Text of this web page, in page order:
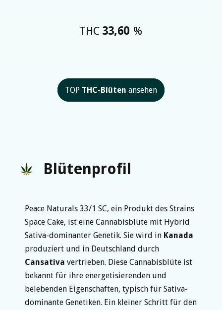
THC 33,60 %
TOP THC-Blüten ansehen
Blütenprofil
Peace Naturals 33/1 SC, ein Produkt des Strains
Space Cake, ist eine Cannabisblüte mit Hybrid
Sativa-dominanter Genetik. Sie wird in Kanada
produziert und in Deutschland durch
Cansativa vertrieben. Diese Cannabisblüte ist
bekannt für ihre energetisierenden und
belebenden Eigenschaften, typisch für Sativa-
dominante Genetiken. Ein kleiner Schritt für den